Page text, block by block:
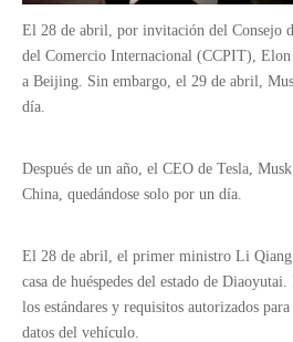
El 28 de abril, por invitación del Consejo
del Comercio Internacional (CCPIT),
a Beijing. Sin embargo, el 29 de abril,
día.
Después de un año, el CEO de Tesla,
China, quedándose solo por un día.
El 28 de abril, el primer ministro Li Qiang
casa de huéspedes del estado de
los estándares y requisitos autorizados
datos del vehículo.